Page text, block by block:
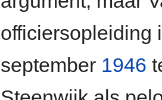
officiersopleiding
september 1946